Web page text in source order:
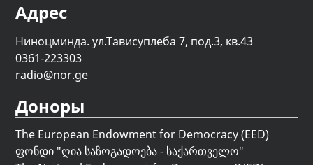
Адрес
Ниноцминда. ул.Тависуплеба 7, под.3, кв.43
0361-223303
radio@nor.ge
Доноры
The European Endowment for Democracy (EED)
ფონდი "ღია საზოგადოება - საქართველო"